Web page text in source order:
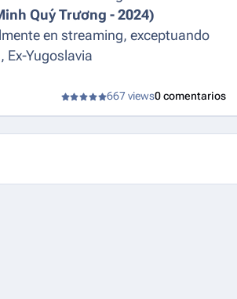
Quý Trương - 2024)
en streaming, exceptuando
Ex-Yugoslavia
667 views0 comentarios